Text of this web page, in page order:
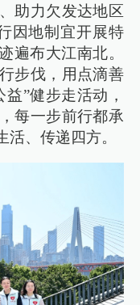
助力欠发达地区
因地制宜开展特
遍布大江南北。
步伐，用点滴善
”健步走活动，
每一步前行都承
、传递四方。